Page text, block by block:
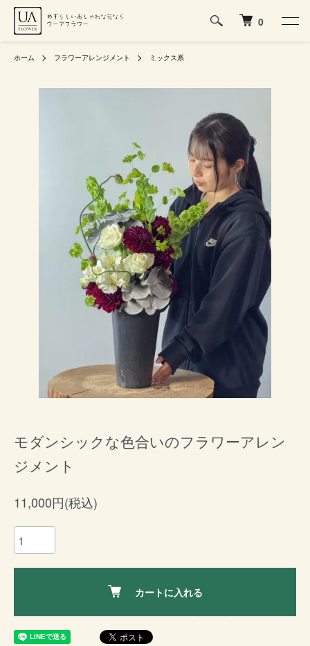
0
ホーム フラワーアレンジメント ミックス系
モダンシックな色合いのフラワーアレン
ジメント
11,000円(税込)
カートに入れる